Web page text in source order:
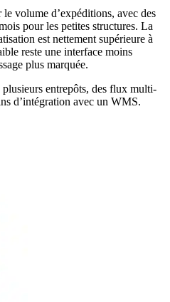
volume d’expéditions, avec des
pour les petites structures. La
est nettement supérieure à
reste une interface moins
plus marquée.
plusieurs entrepôts, des flux multi-
d’intégration avec un WMS.